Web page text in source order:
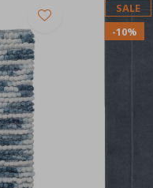
SALE
-10%